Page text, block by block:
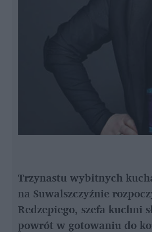
Trzynastu wybitnych
na Suwalszczyźnie
Redzepiego, szefa kuchni
powrót w gotowaniu do